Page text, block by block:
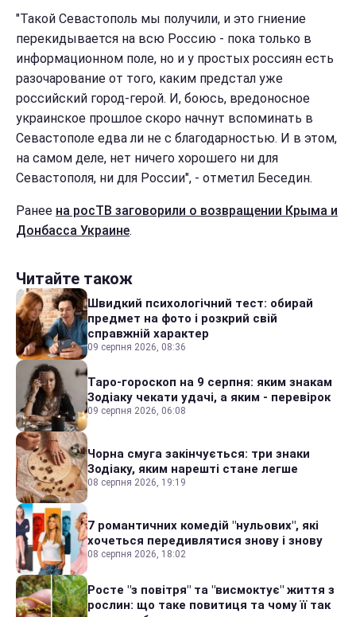
"Такой Севастополь мы получили, и это гниение
перекидывается на всю Россию - пока только в
информационном поле, но и у простых россиян есть
разочарование от того, каким предстал уже
российский город-герой. И, боюсь, вредоносное
украинское прошлое скоро начнут вспоминать в
Севастополе едва ли не с благодарностью. И в этом,
на самом деле, нет ничего хорошего ни для
Севастополя, ни для России", - отметил Беседин.
Ранее на росТВ заговорили о возвращении Крыма и
Донбасса Украине.
Читайте також
Швидкий психологічний тест: обирай
предмет на фото і розкрий свій
справжній характер
09 серпня 2026, 08:36
Таро-гороскоп на 9 серпня: яким знакам
Зодіаку чекати удачі, а яким - перевірок
09 серпня 2026, 06:08
Чорна смуга закінчується: три знаки
Зодіаку, яким нарешті стане легше
08 серпня 2026, 19:19
7 романтичних комедій "нульових", які
хочеться передивлятися знову і знову
08 серпня 2026, 18:02
Росте "з повітря" та "висмоктує" життя з
рослин: що таке повитиця та чому її так